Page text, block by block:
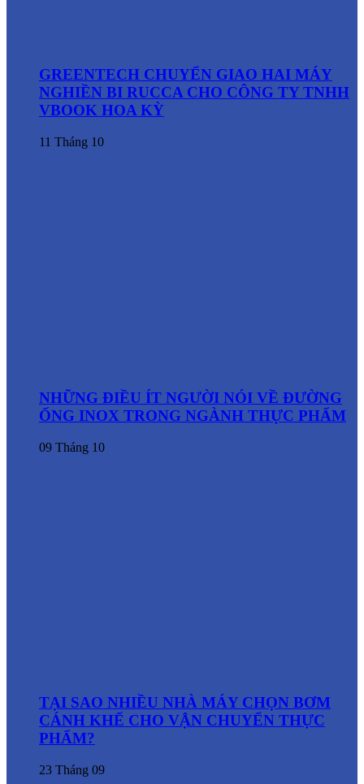
GREENTECH CHUYỂN GIAO HAI MÁY
NGHIỀN BI RUCCA CHO CÔNG TY TNHH
VBOOK HOA KỲ
11 Tháng 10
NHỮNG ĐIỀU ÍT NGƯỜI NÓI VỀ ĐƯỜNG
ỐNG INOX TRONG NGÀNH THỰC PHẨM
09 Tháng 10
TẠI SAO NHIỀU NHÀ MÁY CHỌN BƠM
CÁNH KHẾ CHO VẬN CHUYỂN THỰC
PHẨM?
23 Tháng 09